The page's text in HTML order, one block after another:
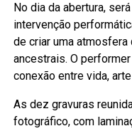
No dia da abertura,
intervenção
de criar uma
ancestrais. O
conexão entre vida,
As dez gravuras
fotográfico, com